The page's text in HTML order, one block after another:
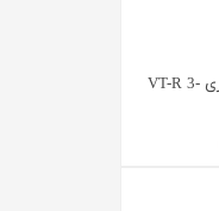
دوربین تفنگ دیسکاوری VT-R 3-